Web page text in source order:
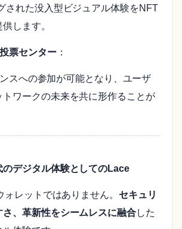
された没入型ビジュアル体験をNFT
します。
票センター：
スへの参加が可能となり、ユーザ
トワークの未来を共に形作ることが
のデジタル体験としてのLace
ォレットではありません。 セキュリ
さ、革新性をシームレスに融合した